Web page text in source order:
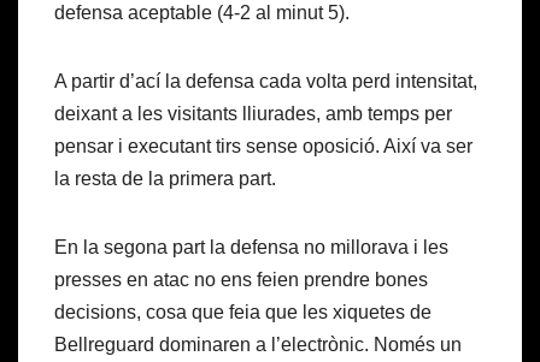
defensa aceptable (4-2 al minut 5).
A partir d’ací la defensa cada volta perd intensitat,
deixant a les visitants lliurades, amb temps per
pensar i executant tirs sense oposició. Així va ser
la resta de la primera part.
En la segona part la defensa no millorava i les
presses en atac no ens feien prendre bones
decisions, cosa que feia que les xiquetes de
Bellreguard dominaren a l’electrònic. Només un